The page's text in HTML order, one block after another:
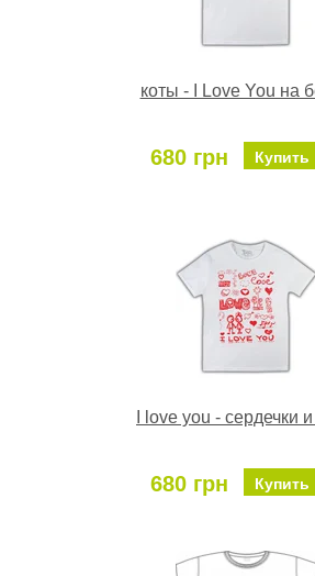
коты - I Love You на
680 грн Купить
I love you - сердечки
680 грн Купить